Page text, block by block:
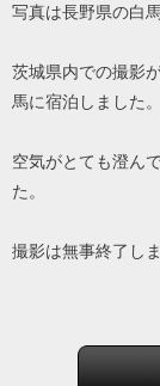
写真は長野県の白
茨城県内での撮影
馬に宿泊しました。
空気がとても澄ん
た。
撮影は無事終了しま